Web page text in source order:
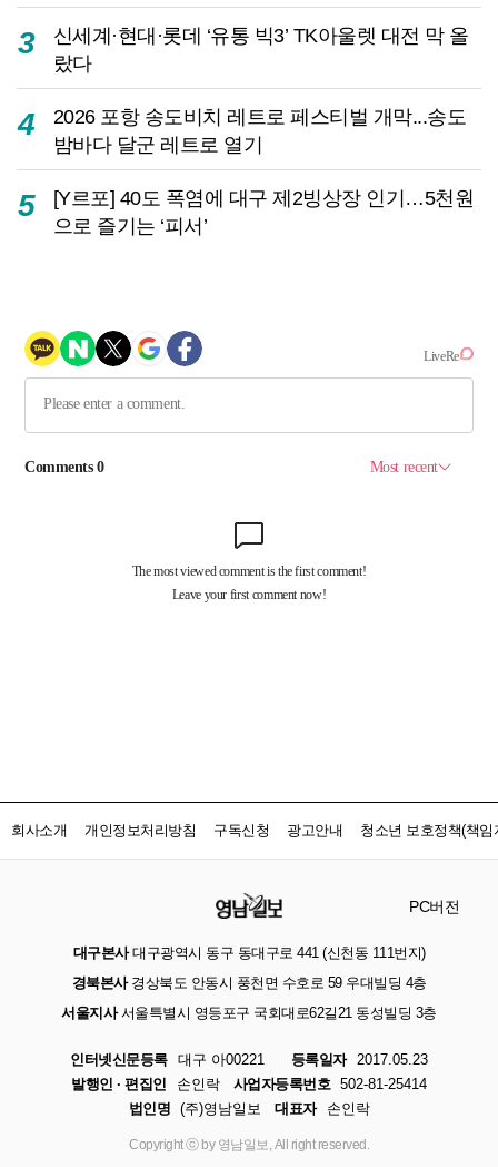
3
신세계·현대·롯데 ‘유통 빅3’ TK아울렛 대전 막 올
랐다
4
2026 포항 송도비치 레트로 페스티벌 개막...송도
밤바다 달군 레트로 열기
5
[Y르포] 40도 폭염에 대구 제2빙상장 인기…5천원
으로 즐기는 ‘피서’
회사소개 개인정보처리방침 구독신청 광고안내 청소년 보호정책(책임
PC버전
대구본사대구광역시 동구 동대구로 441 (신천동 111번지)
경북본사경상북도 안동시 풍천면 수호로 59 우대빌딩 4층
서울지사서울특별시 영등포구 국회대로62길21 동성빌딩 3층
인터넷신문등록 대구 아00221 등록일자
2017.05.23
발행인 · 편집인
손인락 사업자등록번호 502-81-25414
법인명 (주)영남일보 대표자 손인락
Copyright ⓒ by 영남일보, All right reserved.